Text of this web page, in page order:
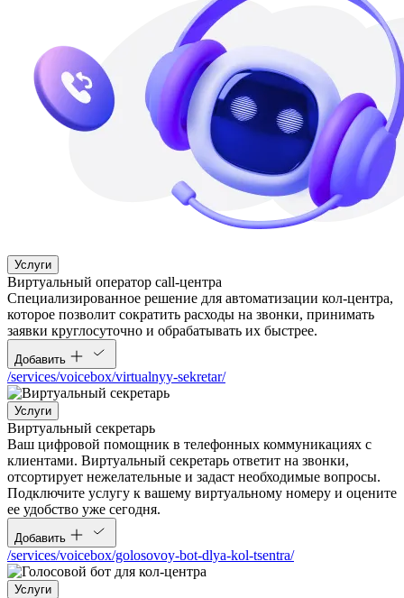
Услуги
Виртуальный оператор call-центра
Специализированное решение для автоматизации кол-центра,
которое позволит сократить расходы на звонки, принимать
заявки круглосуточно и обрабатывать их быстрее.
Добавить
/services/voicebox/virtualnyy-sekretar/
Услуги
Виртуальный секретарь
Ваш цифровой помощник в телефонных коммуникациях с
клиентами. Виртуальный секретарь ответит на звонки,
отсортирует нежелательные и задаст необходимые вопросы.
Подключите услугу к вашему виртуальному номеру и оцените
ее удобство уже сегодня.
Добавить
/services/voicebox/golosovoy-bot-dlya-kol-tsentra/
Услуги